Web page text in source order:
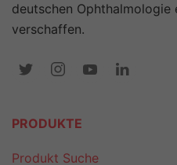
deutschen Ophthalmologie
verschaffen.
PRODUKTE
Produkt Suche